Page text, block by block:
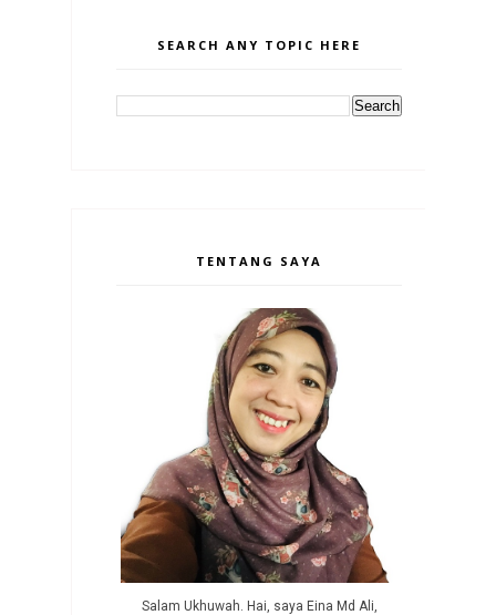
SEARCH ANY TOPIC HERE
TENTANG SAYA
Salam Ukhuwah. Hai, saya Eina Md Ali,